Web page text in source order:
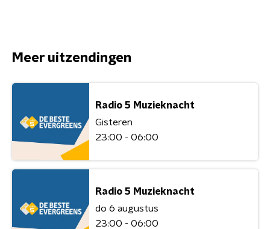
Meer uitzendingen
Radio 5 Muzieknacht
Gisteren
23:00 - 06:00
Radio 5 Muzieknacht
do 6 augustus
23:00 - 06:00